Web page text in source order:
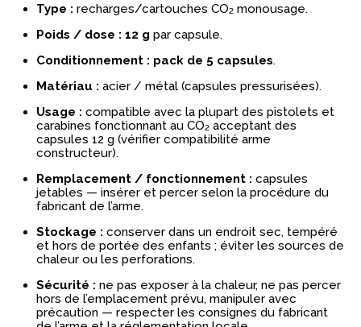
Type : recharges/cartouches CO₂ monousage.
Poids / dose : 12 g par capsule.
Conditionnement : pack de 5 capsules.
Matériau : acier / métal (capsules pressurisées).
Usage : compatible avec la plupart des pistolets et
carabines fonctionnant au CO₂ acceptant des
capsules 12 g (vérifier compatibilité arme
constructeur).
Remplacement / fonctionnement : capsules
jetables — insérer et percer selon la procédure du
fabricant de l’arme.
Stockage : conserver dans un endroit sec, tempéré
et hors de portée des enfants ; éviter les sources de
chaleur ou les perforations.
Sécurité : ne pas exposer à la chaleur, ne pas percer
hors de l’emplacement prévu, manipuler avec
précaution — respecter les consignes du fabricant